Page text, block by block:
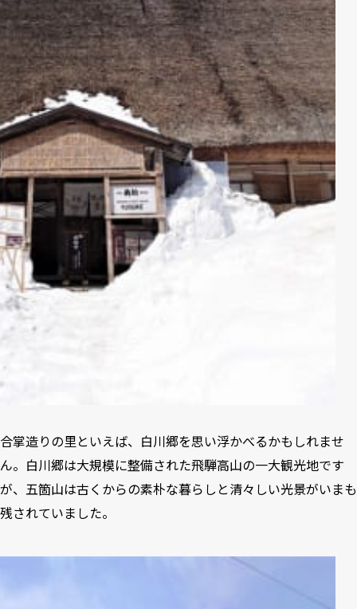
合掌造りの里といえば、白川郷を思い浮かべるかもしれませ
ん。白川郷は大規模に整備された飛騨高山の一大観光地です
が、五箇山は古くからの素朴な暮らしと清々しい光景がいまも
残されていました。